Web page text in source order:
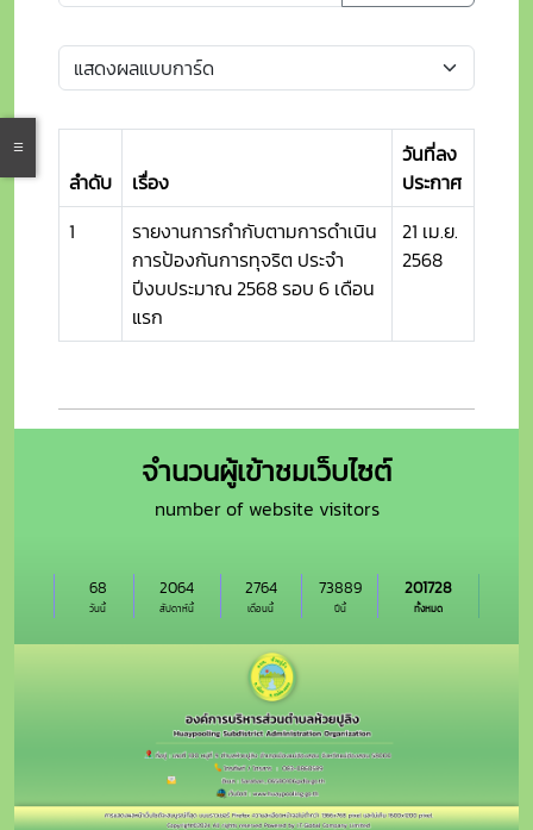
ลำดับ เรื่อง
วันที่ลง
ประกาศ
1
รายงานการกำกับตามการดำเนิน
การป้องกันการทุจริต ประจำ
ปีงบประมาณ 2568 รอบ 6 เดือน
แรก
21 เม.ย.
2568
จำนวนผู้เข้าชมเว็บไซต์
number of website visitors
วันนี้
68
สัปดาห์นี้
2064
เดือนนี้
2764
ปีนี้
73889
ทั้งหมด
201728